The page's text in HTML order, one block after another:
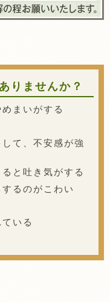
りませんか？
まいがする
て、不安感が強
と吐き気がする
るのがこわい
いる